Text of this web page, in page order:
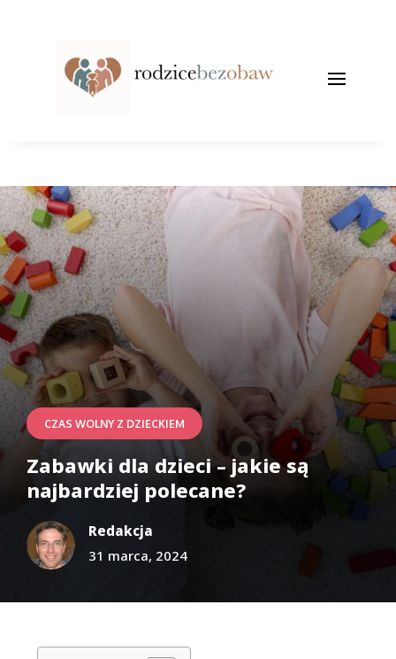
CZAS WOLNY Z DZIECKIEM
Zabawki dla dzieci – jakie są
najbardziej polecane?
Redakcja
31 marca, 2024